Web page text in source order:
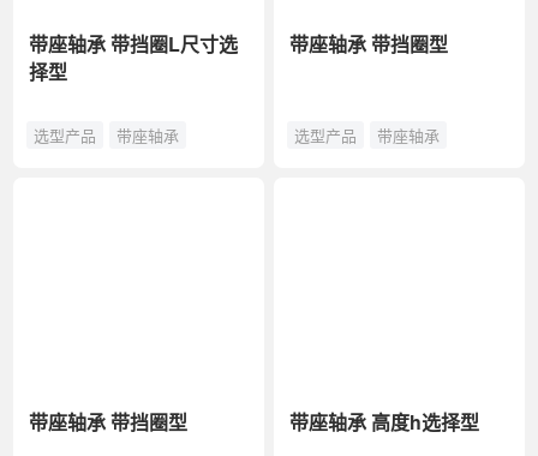
带座轴承 带挡圈L尺寸选
择型
选型产品 带座轴承
带座轴承 带挡圈型
带座轴承 带挡圈型
选型产品 带座轴承
带座轴承 高度h选择型